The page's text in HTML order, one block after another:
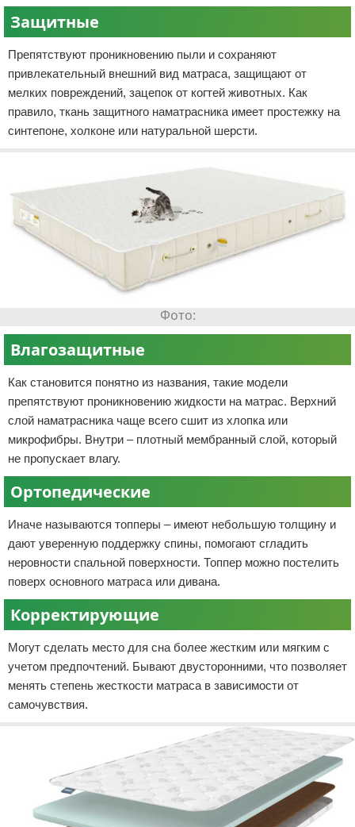
Защитные
Препятствуют проникновению пыли и сохраняют
привлекательный внешний вид матраса, защищают от
мелких повреждений, зацепок от когтей животных. Как
правило, ткань защитного наматрасника имеет простежку на
синтепоне, холконе или натуральной шерсти.
Влагозащитные
Как становится понятно из названия, такие модели
препятствуют проникновению жидкости на матрас. Верхний
слой наматрасника чаще всего сшит из хлопка или
микрофибры. Внутри – плотный мембранный слой, который
не пропускает влагу.
Ортопедические
Иначе называются топперы – имеют небольшую толщину и
дают уверенную поддержку спины, помогают сгладить
неровности спальной поверхности. Топпер можно постелить
поверх основного матраса или дивана.
Корректирующие
Могут сделать место для сна более жестким или мягким с
учетом предпочтений. Бывают двусторонними, что позволяет
менять степень жесткости матраса в зависимости от
самочувствия.